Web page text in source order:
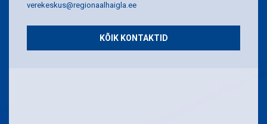
verekeskus@regionaalhaigla.ee
KÕIK KONTAKTID